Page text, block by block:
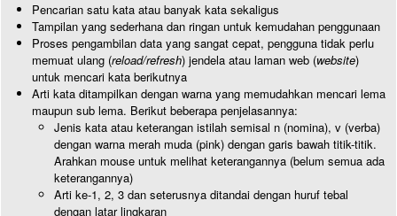
Pencarian satu kata atau banyak kata sekaligus
Tampilan yang sederhana dan ringan untuk kemudahan penggunaan
Proses pengambilan data yang sangat cepat, pengguna tidak perlu
memuat ulang (reload/refresh) jendela atau laman web (website)
untuk mencari kata berikutnya
Arti kata ditampilkan dengan warna yang memudahkan mencari lema
maupun sub lema. Berikut beberapa penjelasannya:
Jenis kata atau keterangan istilah semisal n (nomina), v (verba)
dengan warna merah muda (pink) dengan garis bawah titik-titik.
Arahkan mouse untuk melihat keterangannya (belum semua ada
keterangannya)
Arti ke-1, 2, 3 dan seterusnya ditandai dengan huruf tebal
dengan latar lingkaran